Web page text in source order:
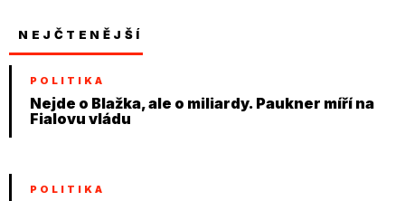
NEJČTENĚJŠÍ
POLITIKA
Nejde o Blažka, ale o miliardy. Paukner míří na
Fialovu vládu
POLITIKA